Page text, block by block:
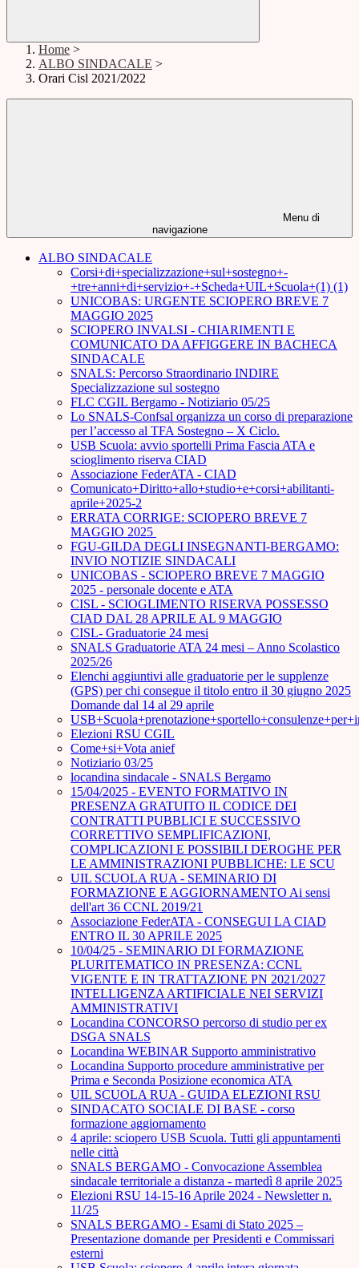
Home >
ALBO SINDACALE >
Orari Cisl 2021/2022
Menu di
navigazione
ALBO SINDACALE
Corsi+di+specializzazione+sul+sostegno+-
+tre+anni+di+servizio+-+Scheda+UIL+Scuola+(1) (1)
UNICOBAS: URGENTE SCIOPERO BREVE 7
MAGGIO 2025
SCIOPERO INVALSI - CHIARIMENTI E
COMUNICATO DA AFFIGGERE IN BACHECA
SINDACALE
SNALS: Percorso Straordinario INDIRE
Specializzazione sul sostegno
FLC CGIL Bergamo - Notiziario 05/25
Lo SNALS-Confsal organizza un corso di preparazione
per l’accesso al TFA Sostegno – X Ciclo.
USB Scuola: avvio sportelli Prima Fascia ATA e
scioglimento riserva CIAD
Associazione FederATA - CIAD
Comunicato+Diritto+allo+studio+e+corsi+abilitanti-
aprile+2025-2
ERRATA CORRIGE: SCIOPERO BREVE 7
MAGGIO 2025
FGU-GILDA DEGLI INSEGNANTI-BERGAMO:
INVIO NOTIZIE SINDACALI
UNICOBAS - SCIOPERO BREVE 7 MAGGIO
2025 - personale docente e ATA
CISL - SCIOGLIMENTO RISERVA POSSESSO
CIAD DAL 28 APRILE AL 9 MAGGIO
CISL- Graduatorie 24 mesi
SNALS Graduatorie ATA 24 mesi – Anno Scolastico
2025/26
Elenchi aggiuntivi alle graduatorie per le supplenze
(GPS) per chi consegue il titolo entro il 30 giugno 2025
Domande dal 14 al 29 aprile
Elezioni RSU CGIL
Come+si+Vota anief
Notiziario 03/25
locandina sindacale - SNALS Bergamo
15/04/2025 - EVENTO FORMATIVO IN
PRESENZA GRATUITO IL CODICE DEI
CONTRATTI PUBBLICI E SUCCESSIVO
CORRETTIVO SEMPLIFICAZIONI,
COMPLICAZIONI E POSSIBILI DEROGHE PER
LE AMMINISTRAZIONI PUBBLICHE: LE SCU
UIL SCUOLA RUA - SEMINARIO DI
FORMAZIONE E AGGIORNAMENTO Ai sensi
dell'art 36 CCNL 2019/21
Associazione FederATA - CONSEGUI LA CIAD
ENTRO IL 30 APRILE 2025
10/04/25 - SEMINARIO DI FORMAZIONE
PLURITEMATICO IN PRESENZA: CCNL
VIGENTE E IN TRATTAZIONE PN 2021/2027
INTELLIGENZA ARTIFICIALE NEI SERVIZI
AMMINISTRATIVI
Locandina CONCORSO percorso di studio per ex
DSGA SNALS
Locandina WEBINAR Supporto amministrativo
Locandina Supporto procedure amministrative per
Prima e Seconda Posizione economica ATA
UIL SCUOLA RUA - GUIDA ELEZIONI RSU
SINDACATO SOCIALE DI BASE - corso
formazione aggiornamento
4 aprile: sciopero USB Scuola. Tutti gli appuntamenti
nelle città
SNALS BERGAMO - Convocazione Assemblea
sindacale territoriale a distanza - martedì 8 aprile 2025
Elezioni RSU 14-15-16 Aprile 2024 - Newsletter n.
11/25
SNALS BERGAMO - Esami di Stato 2025 –
Presentazione domande per Presidenti e Commissari
esterni